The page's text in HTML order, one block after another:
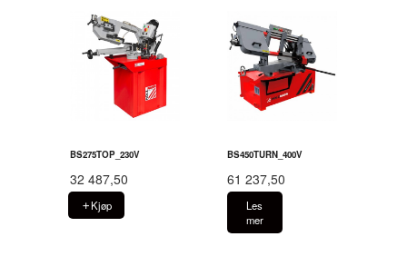
BS275TOP_230V
32 487,50
Kjøp
BS450TURN_400V
61 237,50
Les
mer